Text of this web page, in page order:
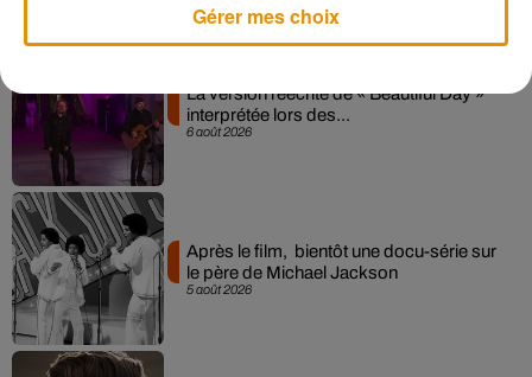
6 août 2026
La version réécrite de « Beautiful Day »
interprétée lors des...
5 août 2026
Après le film, bientôt une docu-série sur
le père de Michael Jackson
Gérer mes choix